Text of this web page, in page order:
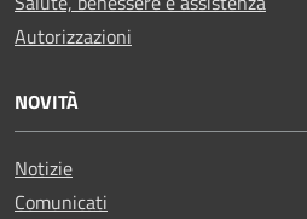
Autorizzazioni
NOVITÀ
Notizie
Comunicati